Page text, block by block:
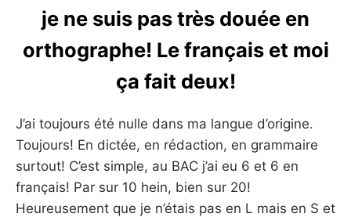
je ne suis pas très douée en
orthographe! Le français et moi
ça fait deux!
J’ai toujours été nulle dans ma langue d’origine.
Toujours! En dictée, en rédaction, en grammaire
surtout! C’est simple, au BAC j’ai eu 6 et 6 en
français! Par sur 10 hein, bien sur 20!
Heureusement que je n’étais pas en L mais en S et